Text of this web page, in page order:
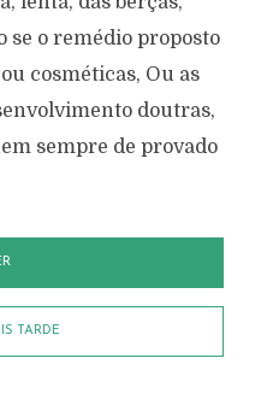
se o remédio proposto
cosméticas, Ou as
doutras,
sempre de provado
TARDE